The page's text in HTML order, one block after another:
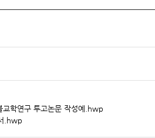
교학연구 투고논문 작성예.hwp
.hwp